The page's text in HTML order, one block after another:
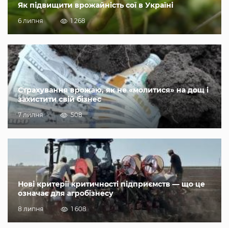
Як підвищити врожайність сої в Україні
6 липня 1 268
Страхування врожаю, як не «молитися» на дощ і
захистити свій бізнес
7 липня 508
Нові критерії критичності підприємств — що це
означає для агробізнесу
8 липня 1 608